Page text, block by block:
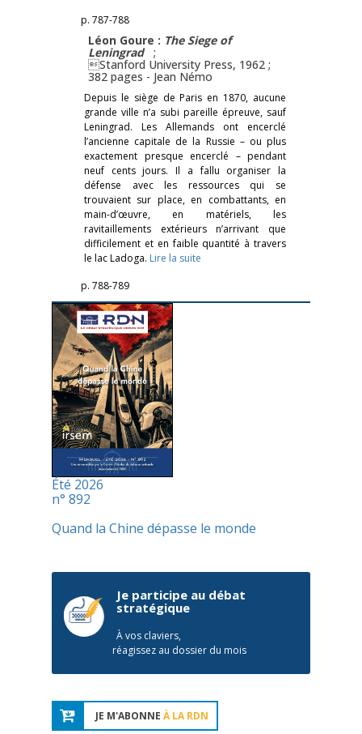
p. 787-788
Léon Goure : The Siege of
Leningrad ;
Stanford University Press, 1962 ;
382 pages - Jean Némo
Depuis le siège de Paris en 1870, aucune
grande ville n’a subi pareille épreuve, sauf
Leningrad. Les Allemands ont encerclé
l’ancienne capitale de la Russie – ou plus
exactement presque encerclé – pendant
neuf cents jours. Il a fallu organiser la
défense avec les ressources qui se
trouvaient sur place, en combattants, en
main-d’œuvre, en matériels, les
ravitaillements extérieurs n’arrivant que
difficilement et en faible quantité à travers
le lac Ladoga. Lire la suite
p. 788-789
Été 2026
n° 892
Quand la Chine dépasse le monde
Je participe au débat
stratégique
À vos claviers,
réagissez au dossier du mois
JE M'ABONNE À LA RDN